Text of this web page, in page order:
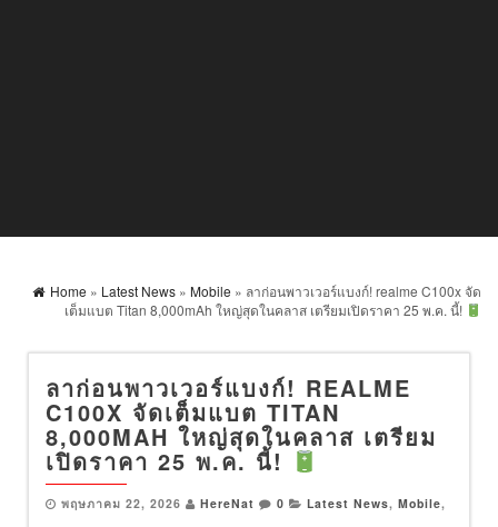
Home » Latest News » Mobile » ลาก่อนพาวเวอร์แบงก์! realme C100x จัด
เต็มแบต Titan 8,000mAh ใหญ่สุดในคลาส เตรียมเปิดราคา 25 พ.ค. นี้!
ลาก่อนพาวเวอร์แบงก์! REALME
C100X จัดเต็มแบต TITAN
8,000MAH ใหญ่สุดในคลาส เตรียม
เปิดราคา 25 พ.ค. นี้!
พฤษภาคม 22, 2026 HereNat 0 Latest News, Mobile,